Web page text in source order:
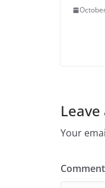
Leave
Your
Comment